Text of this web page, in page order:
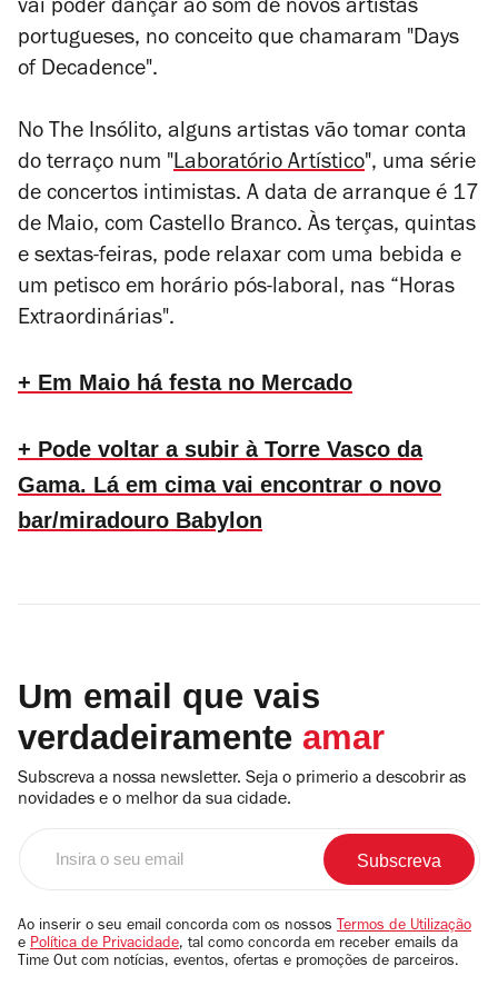
vai poder dançar ao som de novos artistas
portugueses, no conceito que chamaram "Days
of Decadence".
No The Insólito, alguns artistas vão tomar conta
do terraço num "Laboratório Artístico", uma série
de concertos intimistas. A data de arranque é 17
de Maio, com Castello Branco. Às terças, quintas
e sextas-feiras, pode relaxar com uma bebida e
um petisco em horário pós-laboral, nas “Horas
Extraordinárias".
+ Em Maio há festa no Mercado
+ Pode voltar a subir à Torre Vasco da
Gama. Lá em cima vai encontrar o novo
bar/miradouro Babylon
Um email que vais
verdadeiramente amar
Subscreva a nossa newsletter. Seja o primerio a descobrir as
novidades e o melhor da sua cidade.
email
Ao inserir o seu email concorda com os nossos Termos de Utilização
e Política de Privacidade, tal como concorda em receber emails da
Time Out com notícias, eventos, ofertas e promoções de parceiros.